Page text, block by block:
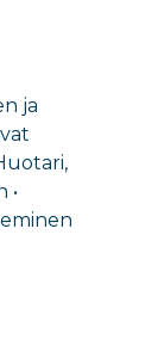
ja
•